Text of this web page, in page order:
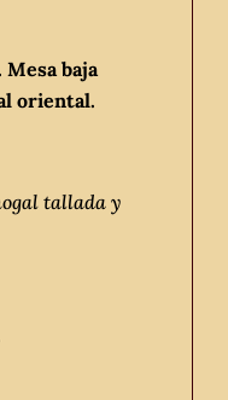
Mesa baja
oriental.
tallada y